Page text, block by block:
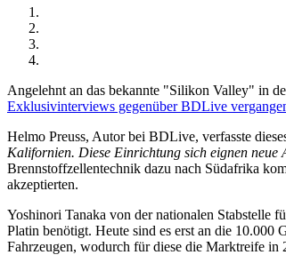
Angelehnt an das bekannte "Silikon Valley" in
Exklusivinterviews gegenüber BDLive
Helmo Preuss, Autor bei BDLive, verfasste
Kalifornien. Diese Einrichtung sich eignen
Brennstoffzellentechnik dazu nach Südafrika
akzeptierten.
Yoshinori Tanaka von der nationalen Stabstelle
Platin benötigt. Heute sind es erst an die 10.000
Fahrzeugen, wodurch für diese die Marktreife in